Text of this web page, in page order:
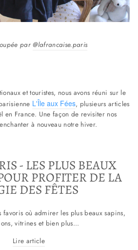
par@lafrancaise.paris
et touristes, nous avons réuni sur le
L'Île aux Fées, plusieurs articles
en France. Une façon de revisiter nos
à nouveau notre hiver.
- LES PLUS BEAUX
PROFITER DE LA
DES FÊTES
favoris où admirer les plus beaux sapins,
vitrines et bien plus...
Lire article